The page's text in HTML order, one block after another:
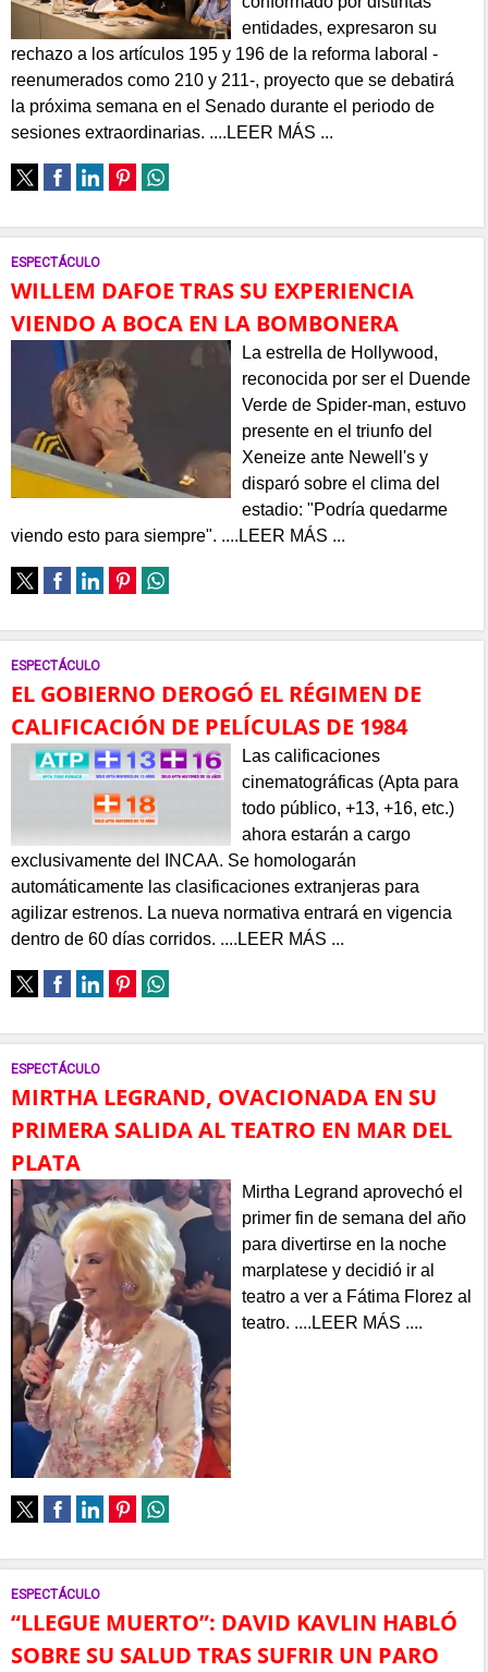
entidades, expresaron su
rechazo a los artículos 195 y 196 de la reforma laboral -
reenumerados como 210 y 211-, proyecto que se debatirá
la próxima semana en el Senado durante el periodo de
sesiones extraordinarias. ....LEER MÁS ...
ESPECTÁCULO
WILLEM DAFOE TRAS SU EXPERIENCIA
VIENDO A BOCA EN LA BOMBONERA
La estrella de Hollywood,
reconocida por ser el Duende
Verde de Spider-man, estuvo
presente en el triunfo del
Xeneize ante Newell's y
disparó sobre el clima del
estadio: "Podría quedarme
viendo esto para siempre". ....LEER MÁS ...
ESPECTÁCULO
EL GOBIERNO DEROGÓ EL RÉGIMEN DE
CALIFICACIÓN DE PELÍCULAS DE 1984
Las calificaciones
cinematográficas (Apta para
todo público, +13, +16, etc.)
ahora estarán a cargo
exclusivamente del INCAA. Se homologarán
automáticamente las clasificaciones extranjeras para
agilizar estrenos. La nueva normativa entrará en vigencia
dentro de 60 días corridos. ....LEER MÁS ...
ESPECTÁCULO
MIRTHA LEGRAND, OVACIONADA EN SU
PRIMERA SALIDA AL TEATRO EN MAR DEL
PLATA
Mirtha Legrand aprovechó el
primer fin de semana del año
para divertirse en la noche
marplatese y decidió ir al
teatro a ver a Fátima Florez al
teatro. ....LEER MÁS ....
ESPECTÁCULO
“LLEGUE MUERTO”: DAVID KAVLIN HABLÓ
SOBRE SU SALUD TRAS SUFRIR UN PARO